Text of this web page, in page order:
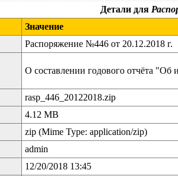
Детали для
Значение
Распоряжение №446 от 20.12.2018 г.
О составлении годового отчёта "Об
rasp_446_20122018.zip
4.12 MB
zip (Mime Type: application/zip)
admin
12/20/2018 13:45